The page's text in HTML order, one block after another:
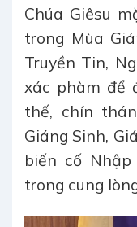
Chúa Giêsu
trong Mùa
Truyền Tin,
xác phàm để
thế, chín
Giáng Sinh,
biến cố
trong cung